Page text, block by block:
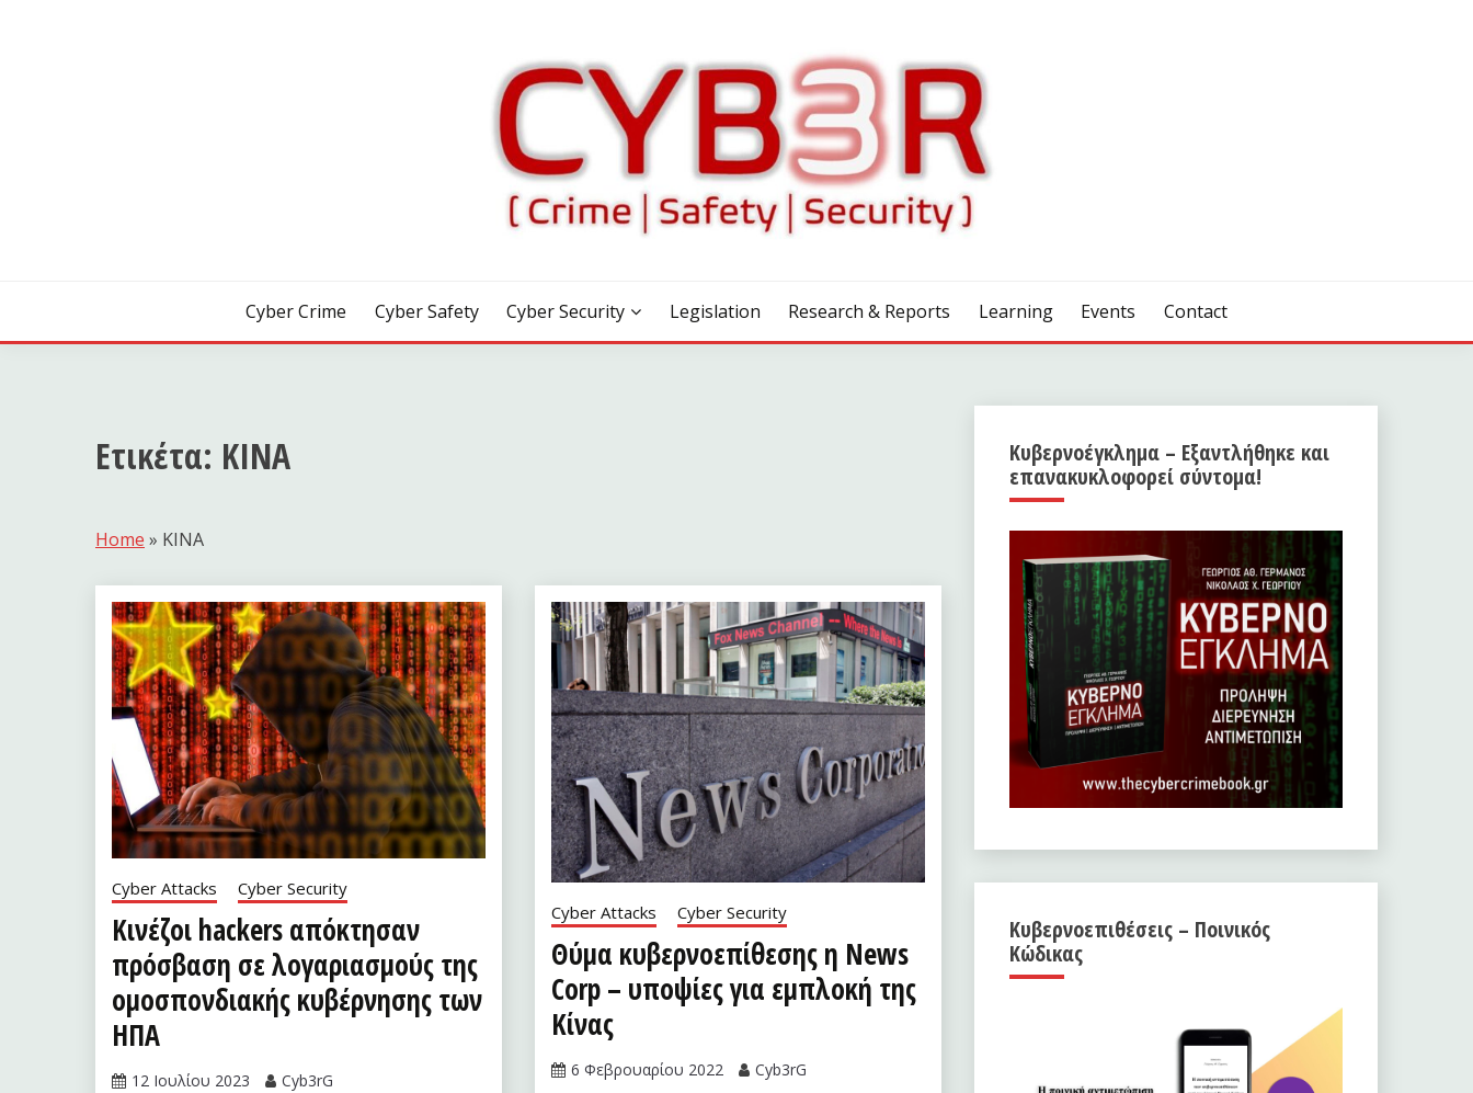
Cyber Crime Cyber Safety Cyber Security Legislation Research & Reports Learning Events Contact
Ετικέτα: ΚΙΝΑ
Home » ΚΙΝΑ
Cyber Attacks Cyber Security
Κινέζοι hackers απόκτησαν
πρόσβαση σε λογαριασμούς της
ομοσπονδιακής κυβέρνησης των
ΗΠΑ
12 Ιουλίου 2023 Cyb3rG
Cyber Attacks Cyber Security
Θύμα κυβερνοεπίθεσης η News
Corp – υποψίες για εμπλοκή της
Κίνας
6 Φεβρουαρίου 2022 Cyb3rG
Κυβερνοέγκλημα – Εξαντλήθηκε και
επανακυκλοφορεί σύντομα!
Κυβερνοεπιθέσεις – Ποινικός
Κώδικας